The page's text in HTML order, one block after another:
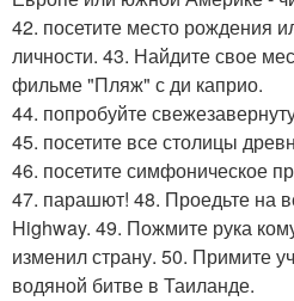
42. посетите место рождения
личности. 43. Найдите свое
фильме "Пляж" с ди каприо.
44. попробуйте
45. посетите все столицы
46. посетите симфоническое
47. парашют! 48. Проедьте на
Highway. 49. Пожмите рука
изменил страну. 50. Примите
водяной битве в Таиланде.